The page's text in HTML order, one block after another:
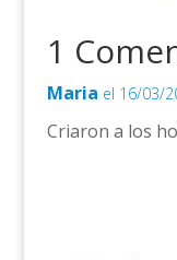
1
Maria el 16/03/
Criaron a los